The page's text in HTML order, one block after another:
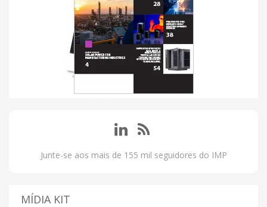
Junte-se aos mais de 155 mil seguidores do IMP
MÍDIA KIT